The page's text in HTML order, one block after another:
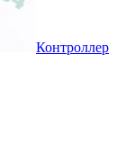
Контроллер